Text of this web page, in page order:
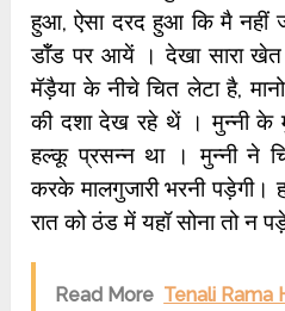
हुआ, ऐसा दरद हुआ कि मै नहीं
डॉँड पर आयें । देखा सारा खेत
मॅड़ैया के नीचे चित लेटा है,
की दशा देख रहे थें । मुन्नी के
हल्कू प्रसन्न था । मुन्नी ने
करके मालगुजारी भरनी
रात को ठंड में यहॉ सोना तो न
Read More Tenali Rama